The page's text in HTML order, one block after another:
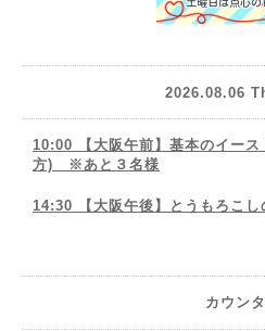
2026.08.06
10:00 【大阪午前】基本のイー
方) ※あと３名様
14:30 【大阪午後】とうもろこ
カウン